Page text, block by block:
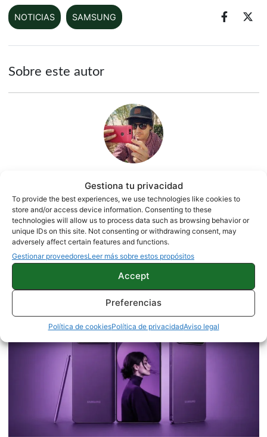
Gestiona tu privacidad
To provide the best experiences, we use technologies like cookies to
store and/or access device information. Consenting to these
technologies will allow us to process data such as browsing behavior or
unique IDs on this site. Not consenting or withdrawing consent, may
adversely affect certain features and functions.
Gestionar proveedoresLeer más sobre estos propósitos
Accept
Preferencias
Política de cookiesPolítica de privacidadAviso legal
NOTICIAS SAMSUNG
Sobre este autor
Jose Saiz
398 artículos publicados en ProAndroid desde 2020.
ExRedactor en ProAndroid.com | Periodista amante del
mundo de la televisión y apasionado de la tecnología.
Sobre todo de los smartphones. Tengo un canal en
YouTube en el que cuento mi experiencia viajando y
viviendo en Londres hace unos años. Puedes encontrarme
y preguntarme lo que quieras.